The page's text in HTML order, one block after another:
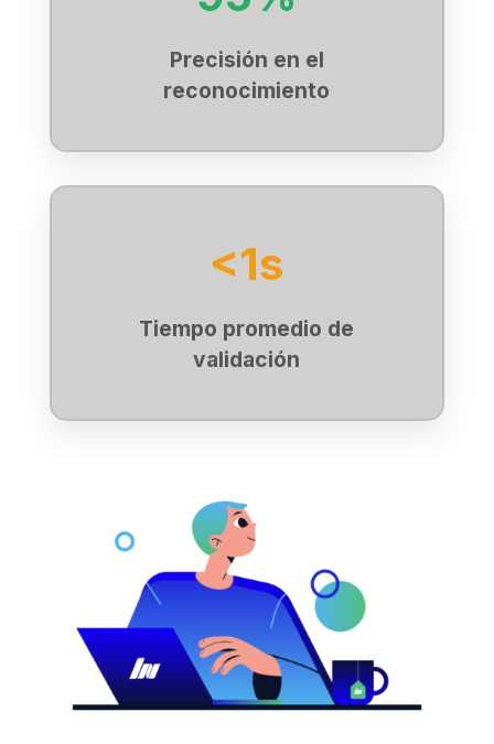
Precisión en el
reconocimiento
<1s
Tiempo promedio de
validación